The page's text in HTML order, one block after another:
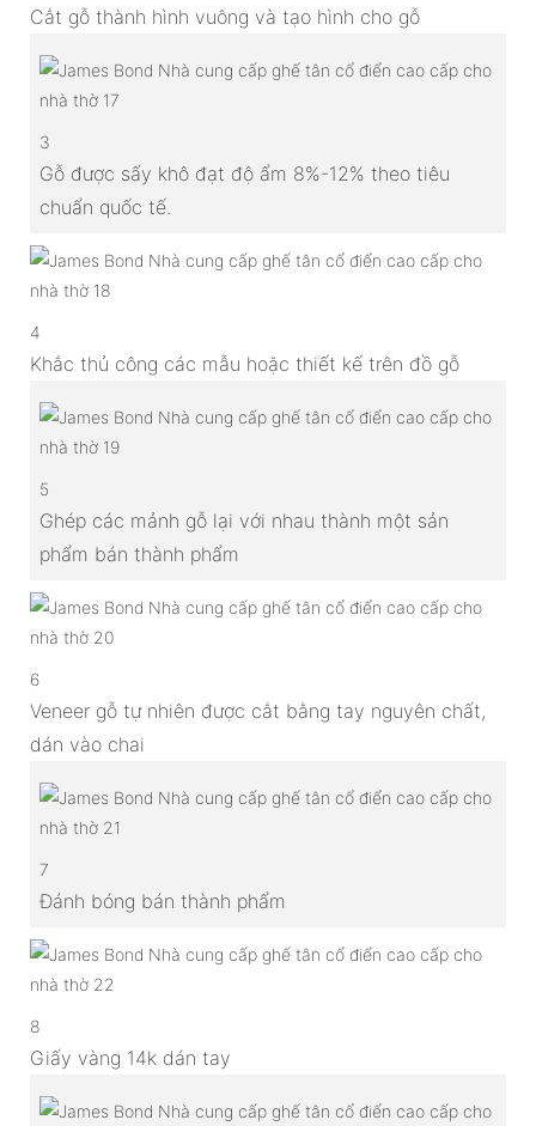
Cắt gỗ thành hình vuông và tạo hình cho gỗ
3
Gỗ được sấy khô đạt độ ẩm 8%-12% theo tiêu
chuẩn quốc tế.
4
Khắc thủ công các mẫu hoặc thiết kế trên đồ gỗ
5
Ghép các mảnh gỗ lại với nhau thành một sản
phẩm bán thành phẩm
6
Veneer gỗ tự nhiên được cắt bằng tay nguyên chất,
dán vào chai
7
Đánh bóng bán thành phẩm
8
Giấy vàng 14k dán tay